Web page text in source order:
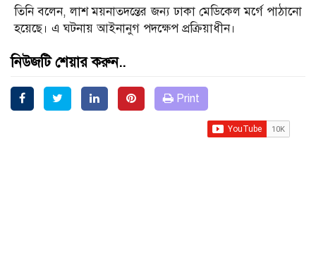
তিনি বলেন, লাশ ময়নাতদন্তের জন্য ঢাকা মেডিকেল মর্গে পাঠানো
হয়েছে। এ ঘটনায় আইনানুগ পদক্ষেপ প্রক্রিয়াধীন।
নিউজটি শেয়ার করুন..
Print